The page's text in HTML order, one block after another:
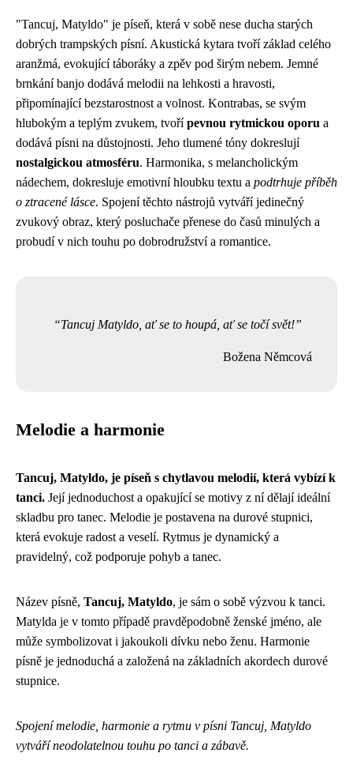
"Tancuj, Matyldo" je píseň, která v sobě nese ducha starých
dobrých trampských písní. Akustická kytara tvoří základ celého
aranžmá, evokující táboráky a zpěv pod širým nebem. Jemné
brnkání banjo dodává melodii na lehkosti a hravosti,
připomínající bezstarostnost a volnost. Kontrabas, se svým
hlubokým a teplým zvukem, tvořípevnou rytmickou oporu a
dodává písni na důstojnosti. Jeho tlumené tóny dokreslují
nostalgickou atmosféru. Harmonika, s melancholickým
nádechem, dokresluje emotivní hloubku textu a podtrhuje příběh
o ztracené lásce. Spojení těchto nástrojů vytváří jedinečný
zvukový obraz, který posluchače přenese do časů minulých a
probudí v nich touhu po dobrodružství a romantice.
Tancuj Matyldo, ať se to houpá, ať se točí svět!
Božena Němcová
Melodie a harmonie
Tancuj, Matyldo, je píseň s chytlavou melodií, která vybízí k
tanci. Její jednoduchost a opakující se motivy z ní dělají ideální
skladbu pro tanec. Melodie je postavena na durové stupnici,
která evokuje radost a veselí. Rytmus je dynamický a
pravidelný, což podporuje pohyb a tanec.
Název písně, Tancuj, Matyldo, je sám o sobě výzvou k tanci.
Matylda je v tomto případě pravděpodobně ženské jméno, ale
může symbolizovat i jakoukoli dívku nebo ženu. Harmonie
písně je jednoduchá a založená na základních akordech durové
stupnice.
Spojení melodie, harmonie a rytmu v písni Tancuj, Matyldo
vytváří neodolatelnou touhu po tanci a zábavě.